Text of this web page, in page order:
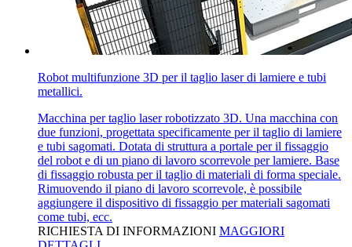
Robot multifunzione 3D per il taglio laser di lamiere e tubi
metallici.
Macchina per taglio laser robotizzato 3D. Una macchina con
due funzioni, progettata specificamente per il taglio di lamiere
e tubi sagomati. Dotata di struttura a portale per il fissaggio
del robot e di un piano di lavoro scorrevole per lamiere. Base
di fissaggio robusta per il taglio di materiali di forma speciale.
Rimuovendo il piano di lavoro scorrevole, è possibile
aggiungere il dispositivo di fissaggio per materiali sagomati
come tubi, ecc.
RICHIESTA DI INFORMAZIONI MAGGIORI